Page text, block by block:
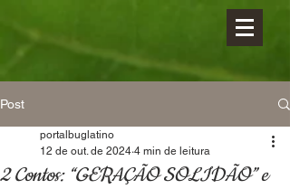
Post
2 Contos: “GERAÇÃO SOLIDÃO” e
portalbuglatino
12 de out. de 2024 4 min de leitura